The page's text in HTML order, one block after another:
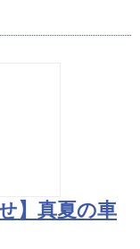
】真夏の車